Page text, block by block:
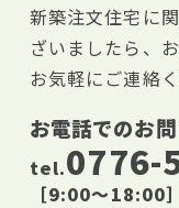
新築注文住宅に
ざいましたら、
お気軽にご連絡く
お電話でのお
tel.0776-
［9:00〜18:00］